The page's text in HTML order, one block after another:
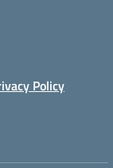
Policy